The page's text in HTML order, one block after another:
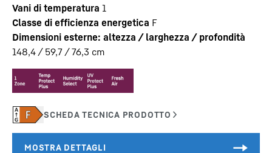
Vani di temperatura 1
Classe di efficienza energetica F
Dimensioni esterne: altezza / larghezza / profondità
148,4 / 59,7 / 76,3 cm